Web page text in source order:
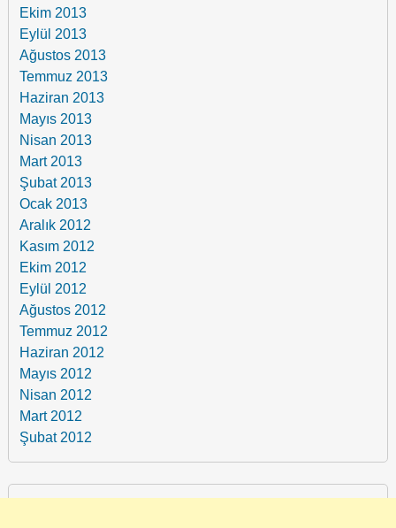
Ekim 2013
Eylül 2013
Ağustos 2013
Temmuz 2013
Haziran 2013
Mayıs 2013
Nisan 2013
Mart 2013
Şubat 2013
Ocak 2013
Aralık 2012
Kasım 2012
Ekim 2012
Eylül 2012
Ağustos 2012
Temmuz 2012
Haziran 2012
Mayıs 2012
Nisan 2012
Mart 2012
Şubat 2012